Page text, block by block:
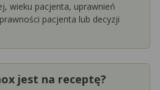
wieku pacjenta, uprawnień
pacjenta lub decyzji
jest na receptę?